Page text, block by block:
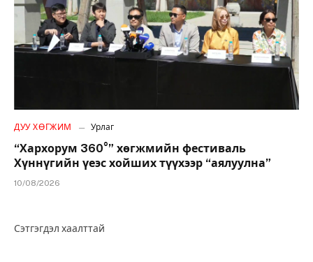
ДУУ ХӨГЖИМ Урлаг
“Хархорум 360°” хөгжмийн фестиваль
Хүннүгийн үеэс хойших түүхээр “аялуулна”
10/08/2026
Сэтгэгдэл хаалттай